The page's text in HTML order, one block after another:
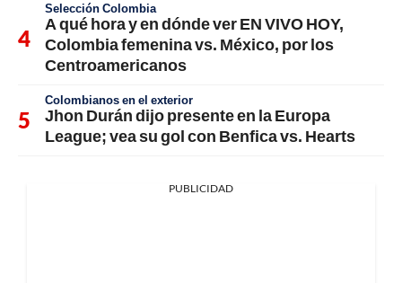
Selección Colombia
A qué hora y en dónde ver EN VIVO HOY,
Colombia femenina vs. México, por los
Centroamericanos
Colombianos en el exterior
Jhon Durán dijo presente en la Europa
League; vea su gol con Benfica vs. Hearts
PUBLICIDAD